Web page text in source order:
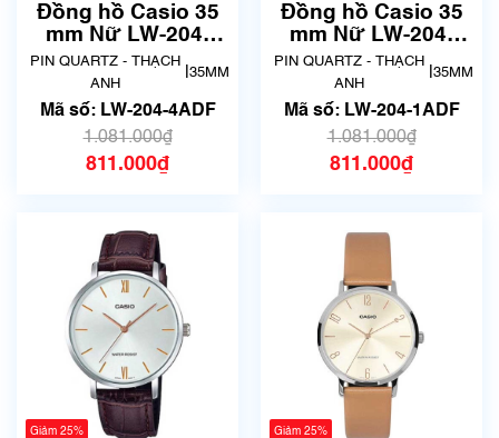
chưa qua sử dụng)
Đồng hồ Casio 35
mm Nữ LW-204-
4ADF
PIN QUARTZ - THẠCH
ANH
35MM
Mã số: LW-204-4ADF
1.081.000₫
811.000₫
chưa qua sử dụng)
Đồng hồ Casio 35
mm Nữ LW-204-
1ADF
PIN QUARTZ - THẠCH
ANH
35MM
Mã số: LW-204-1ADF
1.081.000₫
811.000₫
Giảm 25% Giảm 25%